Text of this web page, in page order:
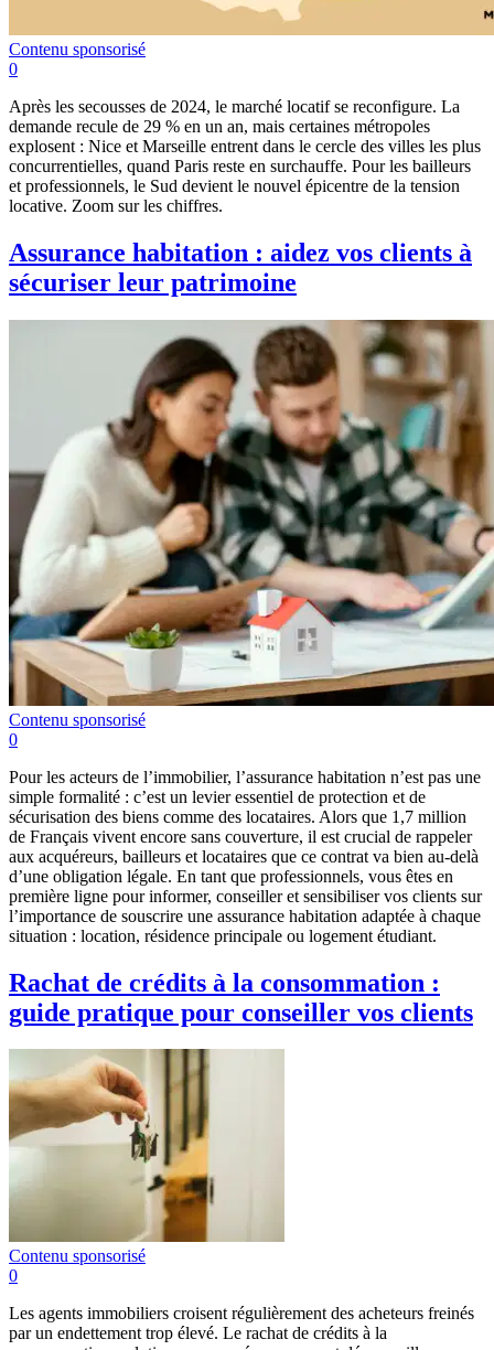
Contenu sponsorisé
0
Après les secousses de 2024, le marché locatif se reconfigure. La
demande recule de 29 % en un an, mais certaines métropoles
explosent : Nice et Marseille entrent dans le cercle des villes les plus
concurrentielles, quand Paris reste en surchauffe. Pour les bailleurs
et professionnels, le Sud devient le nouvel épicentre de la tension
locative. Zoom sur les chiffres.
Assurance habitation : aidez vos clients à
sécuriser leur patrimoine
Contenu sponsorisé
0
Pour les acteurs de l’immobilier, l’assurance habitation n’est pas une
simple formalité : c’est un levier essentiel de protection et de
sécurisation des biens comme des locataires. Alors que 1,7 million
de Français vivent encore sans couverture, il est crucial de rappeler
aux acquéreurs, bailleurs et locataires que ce contrat va bien au-delà
d’une obligation légale. En tant que professionnels, vous êtes en
première ligne pour informer, conseiller et sensibiliser vos clients sur
l’importance de souscrire une assurance habitation adaptée à chaque
situation : location, résidence principale ou logement étudiant.
Rachat de crédits à la consommation :
guide pratique pour conseiller vos clients
Contenu sponsorisé
0
Les agents immobiliers croisent régulièrement des acheteurs freinés
par un endettement trop élevé. Le rachat de crédits à la